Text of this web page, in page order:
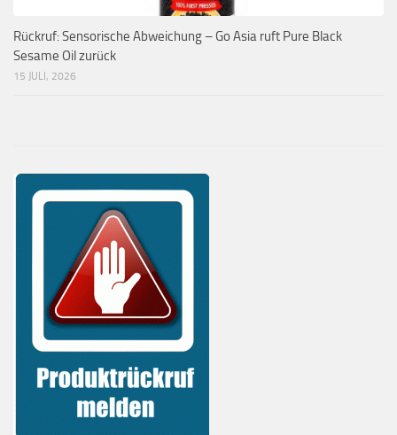
Rückruf: Sensorische Abweichung – Go Asia ruft Pure Black
Sesame Oil zurück
15 JULI, 2026